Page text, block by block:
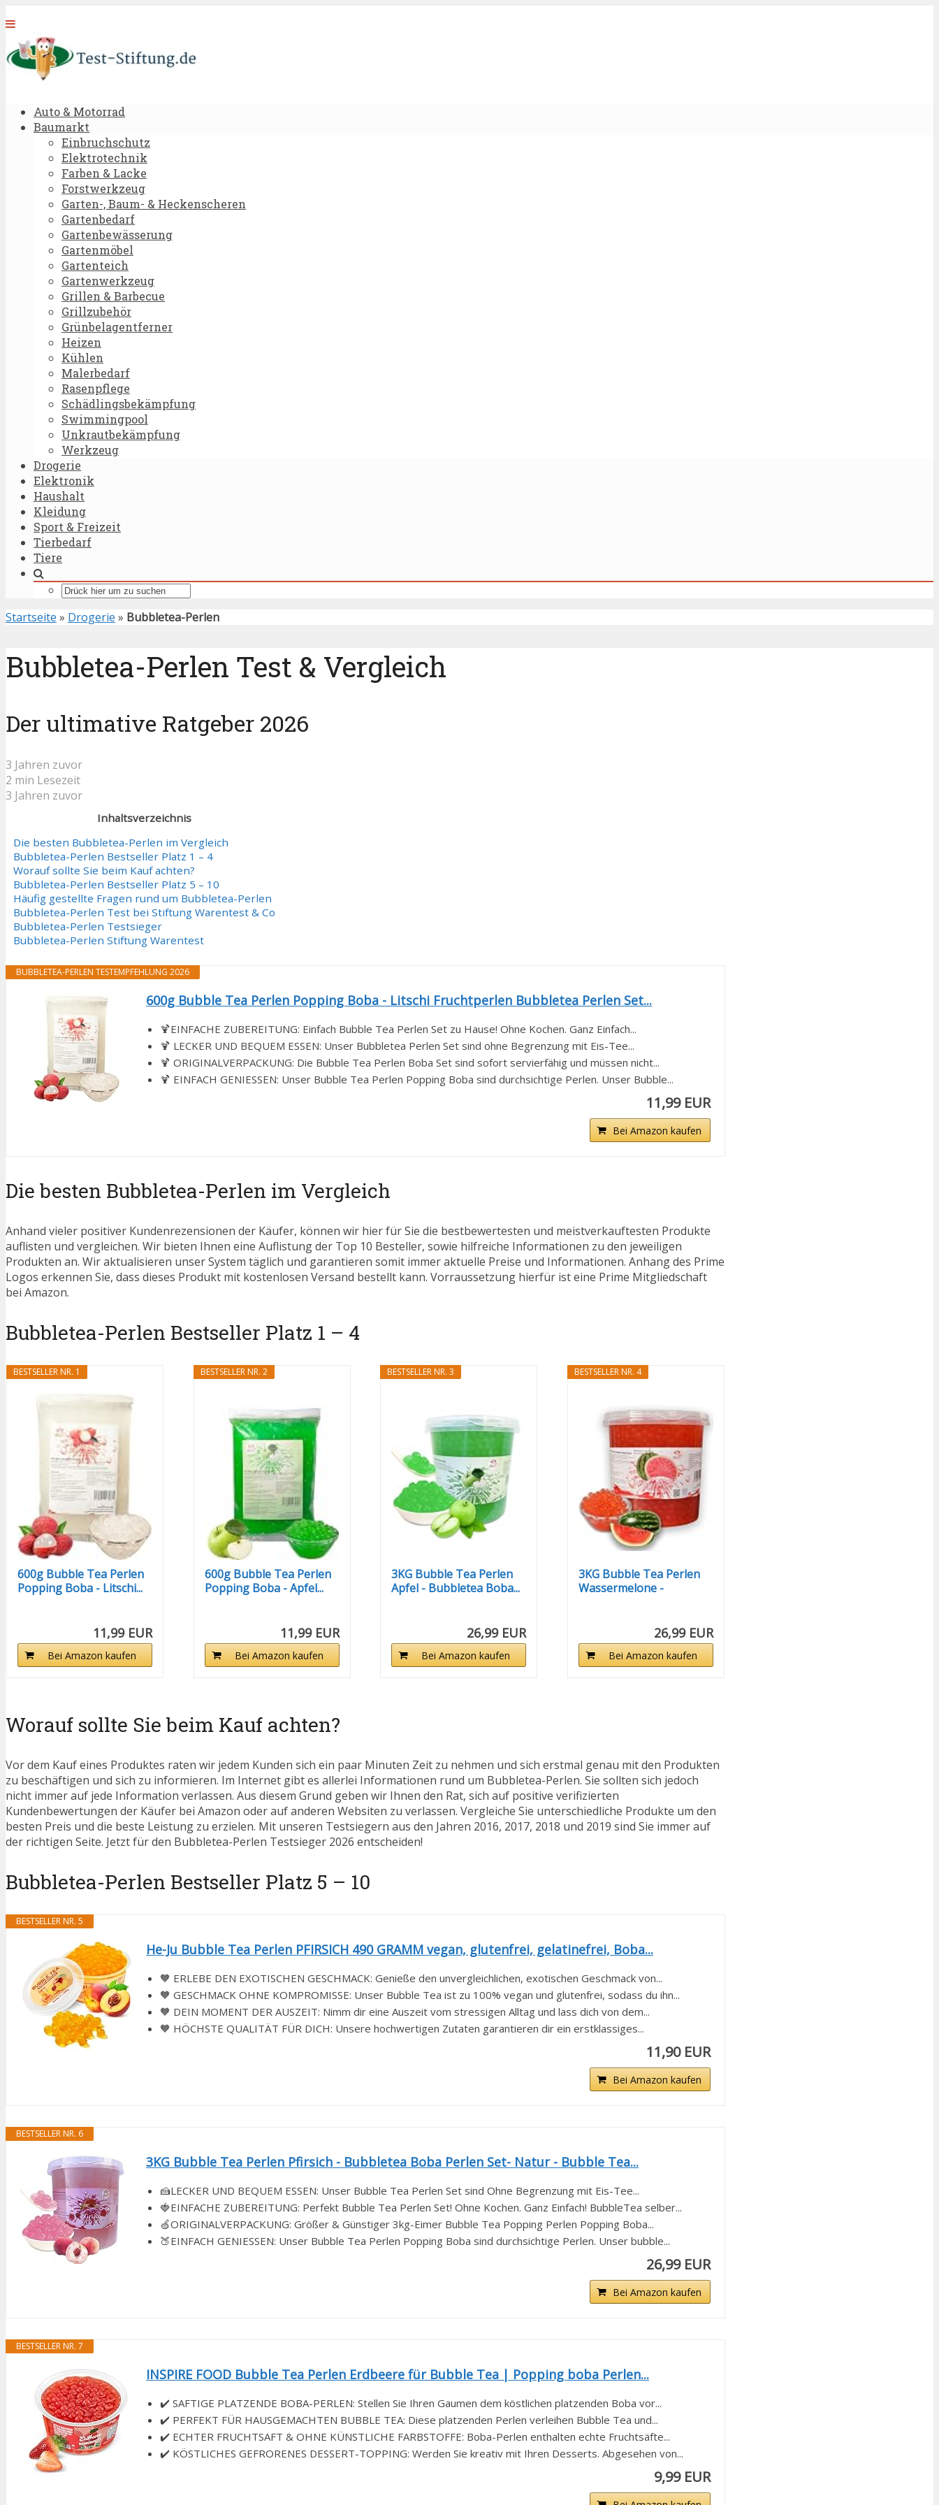
Auto & Motorrad
Baumarkt
Einbruchschutz
Elektrotechnik
Farben & Lacke
Forstwerkzeug
Garten-, Baum- & Heckenscheren
Gartenbedarf
Gartenbewässerung
Gartenmöbel
Gartenteich
Gartenwerkzeug
Grillen & Barbecue
Grillzubehör
Grünbelagentferner
Heizen
Kühlen
Malerbedarf
Rasenpflege
Schädlingsbekämpfung
Swimmingpool
Unkrautbekämpfung
Werkzeug
Drogerie
Elektronik
Haushalt
Kleidung
Sport & Freizeit
Tierbedarf
Tiere
Startseite » Drogerie » Bubbletea-Perlen
Bubbletea-Perlen Test & Vergleich
Der ultimative Ratgeber 2026
3 Jahren zuvor
2 min Lesezeit
3 Jahren zuvor
Inhaltsverzeichnis
Die besten Bubbletea-Perlen im Vergleich
Bubbletea-Perlen Bestseller Platz 1 – 4
Worauf sollte Sie beim Kauf achten?
Bubbletea-Perlen Bestseller Platz 5 – 10
Häufig gestellte Fragen rund um Bubbletea-Perlen
Bubbletea-Perlen Test bei Stiftung Warentest & Co
Bubbletea-Perlen Testsieger
Bubbletea-Perlen Stiftung Warentest
BUBBLETEA-PERLEN TESTEMPFEHLUNG 2026
600g Bubble Tea Perlen Popping Boba - Litschi Fruchtperlen Bubbletea Perlen Set...
🍹EINFACHE ZUBEREITUNG: Einfach Bubble Tea Perlen Set zu Hause! Ohne Kochen. Ganz Einfach...
🍹 LECKER UND BEQUEM ESSEN: Unser Bubbletea Perlen Set sind ohne Begrenzung mit Eis-Tee...
🍹 ORIGINALVERPACKUNG: Die Bubble Tea Perlen Boba Set sind sofort servierfähig und müssen nicht...
🍹 EINFACH GENIESSEN: Unser Bubble Tea Perlen Popping Boba sind durchsichtige Perlen. Unser Bubble...
11,99 EUR
Bei Amazon kaufen
Die besten Bubbletea-Perlen im Vergleich
Anhand vieler positiver Kundenrezensionen der Käufer, können wir hier für Sie die bestbewertesten und meistverkauftesten Produkte
auflisten und vergleichen. Wir bieten Ihnen eine Auflistung der Top 10 Besteller, sowie hilfreiche Informationen zu den jeweiligen
Produkten an. Wir aktualisieren unser System täglich und garantieren somit immer aktuelle Preise und Informationen. Anhang des Prime
Logos erkennen Sie, dass dieses Produkt mit kostenlosen Versand bestellt kann. Vorraussetzung hierfür ist eine Prime Mitgliedschaft
bei Amazon.
Bubbletea-Perlen Bestseller Platz 1 – 4
BESTSELLER NR. 1
600g Bubble Tea Perlen
Popping Boba - Litschi...
11,99 EUR
Bei Amazon kaufen
BESTSELLER NR. 2
600g Bubble Tea Perlen
Popping Boba - Apfel...
11,99 EUR
Bei Amazon kaufen
BESTSELLER NR. 3
3KG Bubble Tea Perlen
Apfel - Bubbletea Boba...
26,99 EUR
Bei Amazon kaufen
BESTSELLER NR. 4
3KG Bubble Tea Perlen
Wassermelone -
26,99 EUR
Bei Amazon kaufen
Worauf sollte Sie beim Kauf achten?
Vor dem Kauf eines Produktes raten wir jedem Kunden sich ein paar Minuten Zeit zu nehmen und sich erstmal genau mit den Produkten
zu beschäftigen und sich zu informieren. Im Internet gibt es allerlei Informationen rund um Bubbletea-Perlen. Sie sollten sich jedoch
nicht immer auf jede Information verlassen. Aus diesem Grund geben wir Ihnen den Rat, sich auf positive verifizierten
Kundenbewertungen der Käufer bei Amazon oder auf anderen Websiten zu verlassen. Vergleiche Sie unterschiedliche Produkte um den
besten Preis und die beste Leistung zu erzielen. Mit unseren Testsiegern aus den Jahren 2016, 2017, 2018 und 2019 sind Sie immer auf
der richtigen Seite. Jetzt für den Bubbletea-Perlen Testsieger 2026 entscheiden!
Bubbletea-Perlen Bestseller Platz 5 – 10
BESTSELLER NR. 5
He-Ju Bubble Tea Perlen PFIRSICH 490 GRAMM vegan, glutenfrei, gelatinefrei, Boba...
🧡 ERLEBE DEN EXOTISCHEN GESCHMACK: Genieße den unvergleichlichen, exotischen Geschmack von...
🧡 GESCHMACK OHNE KOMPROMISSE: Unser Bubble Tea ist zu 100% vegan und glutenfrei, sodass du ihn...
🧡 DEIN MOMENT DER AUSZEIT: Nimm dir eine Auszeit vom stressigen Alltag und lass dich von dem...
🧡 HÖCHSTE QUALITÄT FÜR DICH: Unsere hochwertigen Zutaten garantieren dir ein erstklassiges...
11,90 EUR
Bei Amazon kaufen
BESTSELLER NR. 6
3KG Bubble Tea Perlen Pfirsich - Bubbletea Boba Perlen Set- Natur - Bubble Tea...
🍰LECKER UND BEQUEM ESSEN: Unser Bubble Tea Perlen Set sind Ohne Begrenzung mit Eis-Tee...
🍓EINFACHE ZUBEREITUNG: Perfekt Bubble Tea Perlen Set! Ohne Kochen. Ganz Einfach! BubbleTea selber...
🍏ORIGINALVERPACKUNG: Größer & Günstiger 3kg-Eimer Bubble Tea Popping Perlen Popping Boba...
🍑EINFACH GENIESSEN: Unser Bubble Tea Perlen Popping Boba sind durchsichtige Perlen. Unser bubble...
26,99 EUR
Bei Amazon kaufen
BESTSELLER NR. 7
INSPIRE FOOD Bubble Tea Perlen Erdbeere für Bubble Tea | Popping boba Perlen...
✔️ SAFTIGE PLATZENDE BOBA-PERLEN: Stellen Sie Ihren Gaumen dem köstlichen platzenden Boba vor...
✔️ PERFEKT FÜR HAUSGEMACHTEN BUBBLE TEA: Diese platzenden Perlen verleihen Bubble Tea und...
✔️ ECHTER FRUCHTSAFT & OHNE KÜNSTLICHE FARBSTOFFE: Boba-Perlen enthalten echte Fruchtsäfte...
✔️ KÖSTLICHES GEFRORENES DESSERT-TOPPING: Werden Sie kreativ mit Ihren Desserts. Abgesehen von...
9,99 EUR